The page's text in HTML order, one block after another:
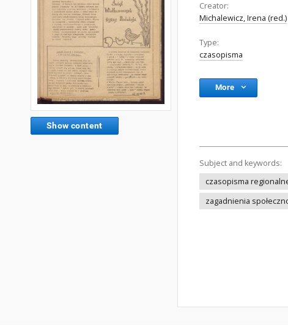
Show content
Creator:
Michalewicz, Irena (red.)
Type:
czasopisma
More
Subject and keywords:
czasopisma
zagadnienia